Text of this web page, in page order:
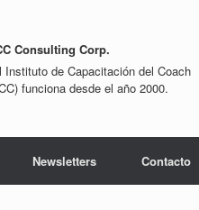
Consulting Corp.
Instituto de Capacitación del Coach
funciona desde el año 2000.
Newsletters Contacto